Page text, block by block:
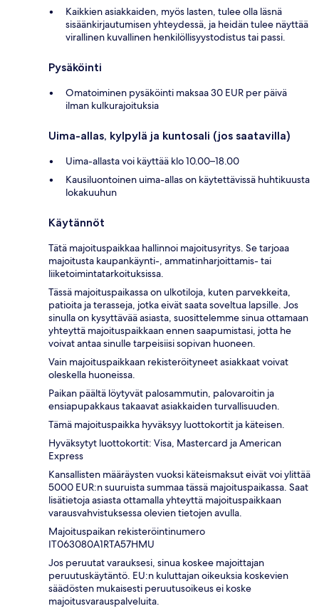
Kaikkien asiakkaiden, myös lasten, tulee olla läsnä
sisäänkirjautumisen yhteydessä, ja heidän tulee näyttää
virallinen kuvallinen henkilöllisyystodistus tai passi.
Pysäköinti
Omatoiminen pysäköinti maksaa 30 EUR per päivä
ilman kulkurajoituksia
Uima-allas, kylpylä ja kuntosali (jos saatavilla)
Uima-allasta voi käyttää klo 10.00–18.00
Kausiluontoinen uima-allas on käytettävissä huhtikuusta
lokakuuhun
Käytännöt
Tätä majoituspaikkaa hallinnoi majoitusyritys. Se tarjoaa
majoitusta kaupankäynti-, ammatinharjoittamis- tai
liiketoimintatarkoituksissa.
Tässä majoituspaikassa on ulkotiloja, kuten parvekkeita,
patioita ja terasseja, jotka eivät saata soveltua lapsille. Jos
sinulla on kysyttävää asiasta, suosittelemme sinua ottamaan
yhteyttä majoituspaikkaan ennen saapumistasi, jotta he
voivat antaa sinulle tarpeisiisi sopivan huoneen.
Vain majoituspaikkaan rekisteröityneet asiakkaat voivat
oleskella huoneissa.
Paikan päältä löytyvät palosammutin, palovaroitin ja
ensiapupakkaus takaavat asiakkaiden turvallisuuden.
Tämä majoituspaikka hyväksyy luottokortit ja käteisen.
Hyväksytyt luottokortit: Visa, Mastercard ja American
Express
Kansallisten määräysten vuoksi käteismaksut eivät voi ylittää
5000 EUR:n suuruista summaa tässä majoituspaikassa. Saat
lisätietoja asiasta ottamalla yhteyttä majoituspaikkaan
varausvahvistuksessa olevien tietojen avulla.
Majoituspaikan rekisteröintinumero
IT063080A1RTA57HMU
Jos peruutat varauksesi, sinua koskee majoittajan
peruutuskäytäntö. EU:n kuluttajan oikeuksia koskevien
säädösten mukaisesti peruutusoikeus ei koske
majoitusvarauspalveluita.